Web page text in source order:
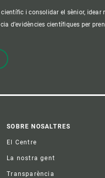
i consolidar el sènior, idear
d’evidències científiques per
Footer
SOBRE NOSALTRES
El Centre
La nostra gent
Transparència